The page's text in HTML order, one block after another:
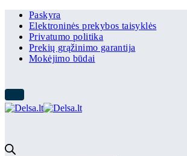
Paskyra
Elektroninės prekybos taisyklės
Privatumo politika
Prekių grąžinimo garantija
Mokėjimo būdai